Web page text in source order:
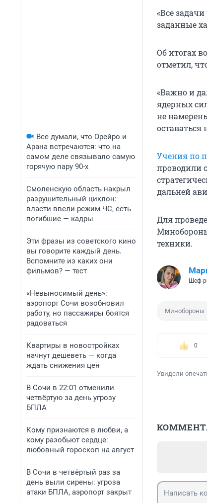
Все думали, что Орейро и
Арана встречаются: что на
самом деле связывало самую
горячую пару 90-х
Смоленскую область накрыл
разрушительный циклон:
власти ввели режим ЧС, есть
погибшие — кадры
Эти фразы из советского кино
вы говорите каждый день.
Вспомните из каких они
фильмов? — тест
«Невыносимый день»:
аэропорт Сочи возобновил
работу, но пассажиры боятся
радоваться
Квартиры в новостройках
начнут дешеветь — когда
ждать снижения цен
В Сочи в 22:01 отменили
четвёртую за день угрозу
БПЛА
Кому признаются в любви, а
кому разобьют сердце:
любовный гороскоп на август
В Сочи в четвёртый раз за
день выли сирены: угроза
атаки БПЛА, аэропорт закрыт
«Все
заданные
Об итогах
отметил,
«Важно и
ядерных
не
оставаться
Учения по
проводили
дальней
Для
техники.
Шеф-
Минобороны
0
Увидели